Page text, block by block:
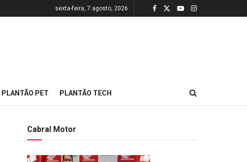
sexta-feira, 7 agosto, 2026
PLANTÃO PET PLANTÃO TECH
Cabral Motor